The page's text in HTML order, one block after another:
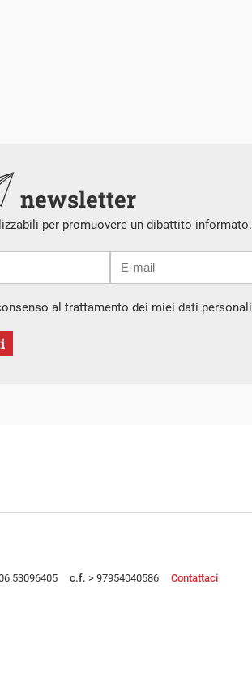
newsletter
per promuovere un dibattito informato.
al trattamento dei miei dati personali
c.f. > 97954040586 Contattaci